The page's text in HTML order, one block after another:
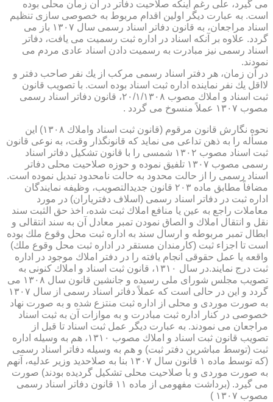
می گیرد، علی رغم اینكه صلاحیت دفاتر در آن زمان محلی بوده
است. به عبارت دیگر اولین اقدام مربوط به خصوصی سازی تنظیم
اسناد مراجعان، به قانون دفاتر اسناد رسمی سال ۱۳۰۷ باز می
گردد. علاوه بر آنكه اسناد در اداره ثبت رسمیت می یافت، دفاتر
اسناد رسمی نیز مبادرت به رسمیت دادن اسناد عادی مردم می
نمودند.
در آن زمان، هر دفتر اسناد رسمی مركب از یك نفر صاحب دفتر و
لااقل یك نفر نماینده اداره ثبت اسناد بوده است. با تصویب قانون
ثبت اسناد و املاك مصوب ۲۰/۱/۱۳۰۸، قانون دفاتر اسناد رسمی
مصوب ۱۳۰۷ عملاً منسوخ می گردد .
نحوه نگارش قانون مرقوم (قانون ثبت اسناد واملاك ۱۳۰۸) این
مسأله را به ذهن تداعی می نماید كه قانونگذار وقت، به نوعی قانون
ثبت اسناد مصوب ۱۳۰۲ شمسی را با قانون تشكیل دفاتر اسناد
رسمی مصوب ۱۳۰۷ تلفیق نموده و حوزه صلاحیت محلی دفاتر
اسناد رسمی را از حالت محدود به حالت نامحدود تبدیل نموده است.
مضافاً مطابق ماده ۲۰۳ قانون جدیدالتصویب، وظیفه نمایندگان
اداره ثبت در دفاتر اسناد رسمی (اسلاف دفتریاران) در مورد
معاملات راجع به عین یا منافع املاك ثبت شده، اخذ حق الثبت سند
نقل و انتقال املاك و الصاق نمودن تمبر معادل آن به سند انتقالی و
ابطال تمبر مربوطه و ارسال سند به اداره ثبت محل وقوع ملك بوده
است تا اجزاء ثبت (كارمندان مستقر در اداره ثبت محل وقوع ملك)
واقعه یا عمل حقوقی انجام یافته را در دفتر املاك موجود در اداره
ثبت درج نمایند.در سال ۱۳۱۰، قانون ثبت اسناد و املاك كنونی به
تصویب مجلس شورای ملی رسیده و جانشین قانون سال ۱۳۰۸ می
گردد و این در حالی است كه عملاً دفاتر اسناد رسمی از سال ۱۳۰۷
به صورت موردی و محلی از اداره ثبت منتزع شده و به صورت نهاد
خصوصی در كنار اداره ثبت مبادرت و به موازات آن به ثبت اسناد
مراجعان می نمودند. به عبارت دیگر عمل ثبت اسناد تا قبل از
تصویب قانون ثبت اسناد و املاك مصوب ۱۳۱۰، هم به وسیله اداره
ثبت (توسط مباشرین دفتر ثبت) و هم به وسیله دفاتر اسناد رسمی
(كه توسط ماده ۱ قانون سال ۱۳۰۷ بنا به صلاحدید وزیر عدلیه، آنهم
به صورت موردی و با صلاحیت محلی تشكیل گردیده بودند) صورت
می گیرد. (برداشت مفهومی از ماده ۱۱ قانون دفاتر اسناد رسمی
مصوب ۱۳۰۷ )